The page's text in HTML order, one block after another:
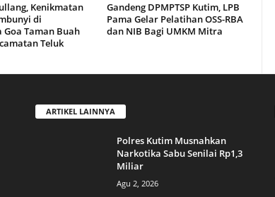
Kenikmatan
di
Taman Buah
Teluk
Gandeng DPMPTSP Kutim, LPB
Pama Gelar Pelatihan OSS-RBA
dan NIB Bagi UMKM Mitra
ARTIKEL LAINNYA
Polres Kutim Musnahkan
Narkotika Sabu Senilai Rp1,3
Miliar
Agu 2, 2026